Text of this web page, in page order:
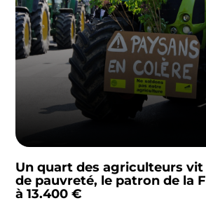
Un quart des agriculteurs vit
de pauvreté, le patron de la
à 13.400 €